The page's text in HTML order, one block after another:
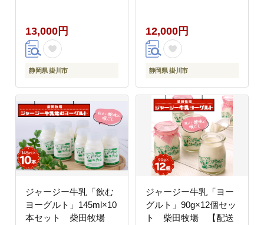
13,000円
静岡県 掛川市
12,000円
静岡県 掛川市
ジャージー牛乳「飲む
ヨーグルト」145ml×10
本セット 柴田牧場
ジャージー牛乳「ヨー
グルト」90g×12個セッ
ト 柴田牧場 【配送